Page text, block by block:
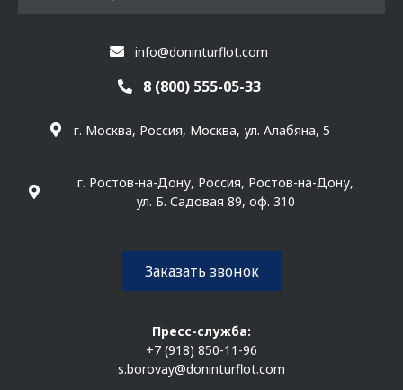
info@doninturflot.com
8 (800) 555-05-33
г. Москва, Россия, Москва, ул. Алабяна, 5
г. Ростов-на-Дону, Россия, Ростов-на-Дону,
ул. Б. Садовая 89, оф. 310
Заказать звонок
Пресс-служба:
+7 (918) 850-11-96
s.borovay@doninturflot.com